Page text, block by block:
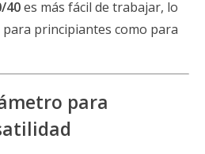
40es más fácil de trabajar, lo
principiantes como para
para